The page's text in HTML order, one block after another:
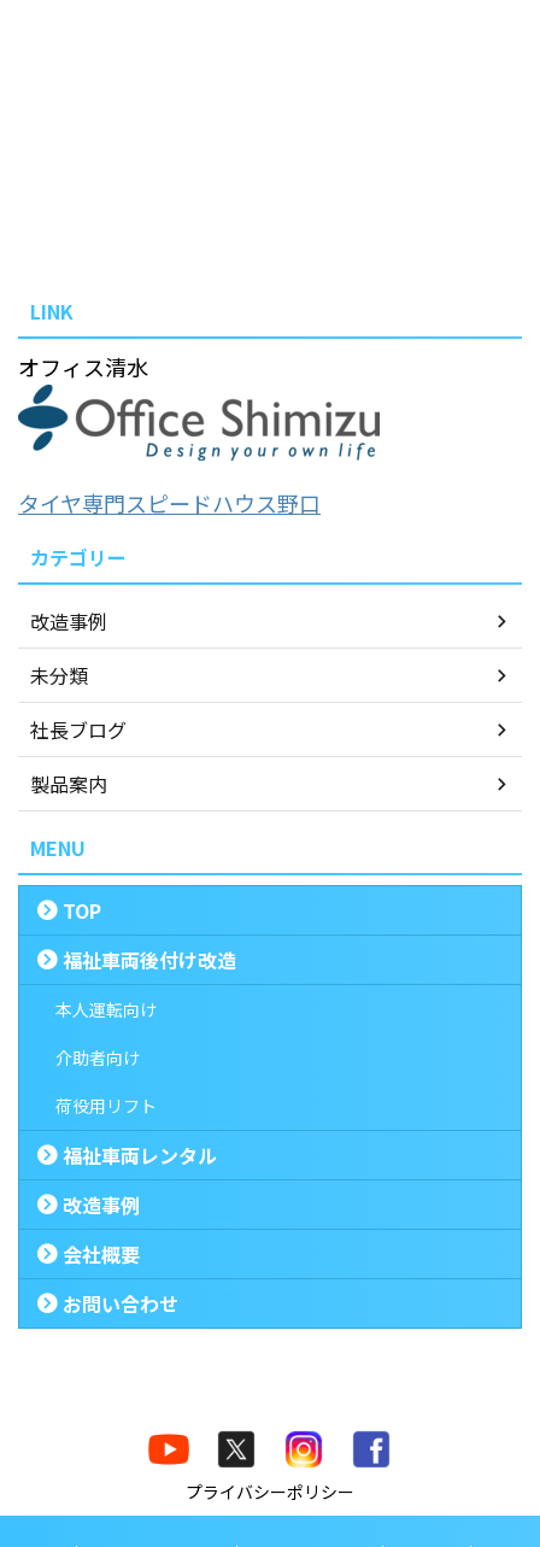
LINK
オフィス清水
タイヤ専門スピードハウス野口
カテゴリー
改造事例
未分類
社長ブログ
製品案内
MENU
TOP
福祉車両後付け改造
本人運転向け
介助者向け
荷役用リフト
福祉車両レンタル
改造事例
会社概要
お問い合わせ
プライバシーポリシー